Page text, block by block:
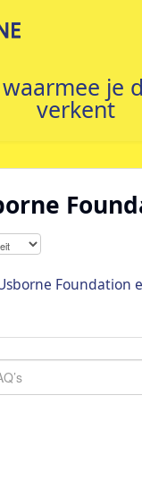
Foundation